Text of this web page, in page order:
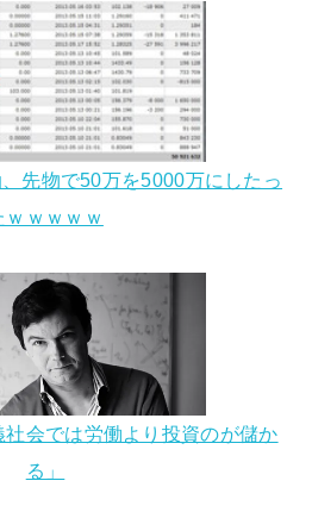
先物で50万を5000万にしたっ
ｗｗｗｗｗ
社会では労働より投資のが儲か
る」